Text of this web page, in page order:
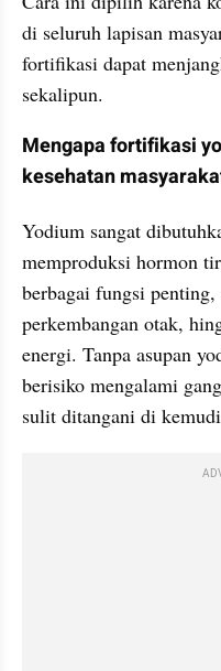
di seluruh lapisan
fortifikasi dapat
sekalipun.
Mengapa fortifikasi
kesehatan
Yodium sangat
memproduksi hormon
berbagai fungsi
perkembangan otak,
energi. Tanpa asupan
berisiko mengalami
sulit ditangani di